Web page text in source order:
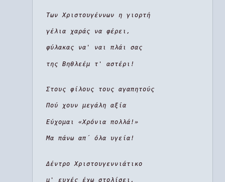
Των Χριστουγέννων η γιορτή
γέλια χαράς να φέρει,
φύλακας να' ναι πλάι σας
της Βηθλεέμ τ' αστέρι!
Στους φίλους τους αγαπητούς
Πού χουν μεγάλη αξία
Εύχομαι «Χρόνια πολλά!»
Μα πάνω απ΄ όλα υγεία!
Δέντρο Χριστουγεννιάτικο
μ' ευχές έχω στολίσει,